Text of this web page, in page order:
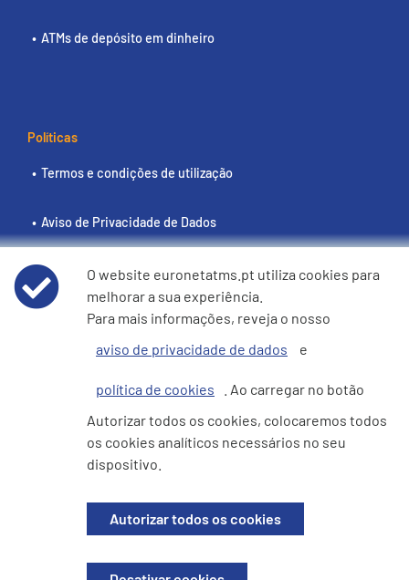
ATMs de depósito em dinheiro
Políticas
Termos e condições de utilização
Aviso de Privacidade de Dados
Política de cookies
e360 Declaração sobre Escravatura Moderna e Tráfico de
Seres Humanos
Site do Investidor
Sede: Avenida Dom Joao II, 44C, 2.2. Parque das Naçoes, 1990-095 Lisboa
O website euronetatms.pt utiliza cookies para
melhorar a sua experiência.
Para mais informações, reveja o nosso
aviso de privacidade de dados
e
política de cookies
. Ao carregar no botão
Autorizar todos os cookies, colocaremos todos
os cookies analíticos necessários no seu
dispositivo.
Autorizar todos os cookies